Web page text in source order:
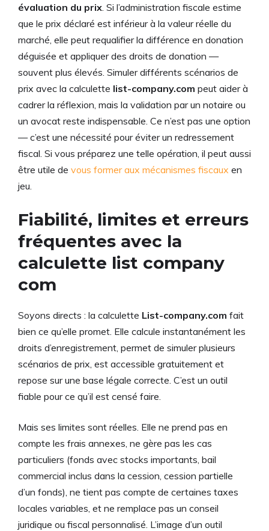
évaluation du prix . Si l’administration fiscale estime
que le prix déclaré est inférieur à la valeur réelle du
marché, elle peut requalifier la différence en donation
déguisée et appliquer des droits de donation —
souvent plus élevés. Simuler différents scénarios de
prix avec la calculette list-company.com peut aider à
cadrer la réflexion, mais la validation par un notaire ou
un avocat reste indispensable. Ce n’est pas une option
— c’est une nécessité pour éviter un redressement
fiscal. Si vous préparez une telle opération, il peut aussi
être utile de vous former aux mécanismes fiscaux en
jeu.
Fiabilité, limites et erreurs
fréquentes avec la
calculette list company
com
Soyons directs : la calculette List-company.com fait
bien ce qu’elle promet. Elle calcule instantanément les
droits d’enregistrement, permet de simuler plusieurs
scénarios de prix, est accessible gratuitement et
repose sur une base légale correcte. C’est un outil
fiable pour ce qu’il est censé faire.
Mais ses limites sont réelles. Elle ne prend pas en
compte les frais annexes, ne gère pas les cas
particuliers (fonds avec stocks importants, bail
commercial inclus dans la cession, cession partielle
d’un fonds), ne tient pas compte de certaines taxes
locales variables, et ne remplace pas un conseil
juridique ou fiscal personnalisé. L’image d’un outil